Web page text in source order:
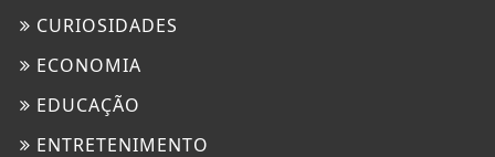
CURIOSIDADES
ECONOMIA
EDUCAÇÃO
ENTRETENIMENTO